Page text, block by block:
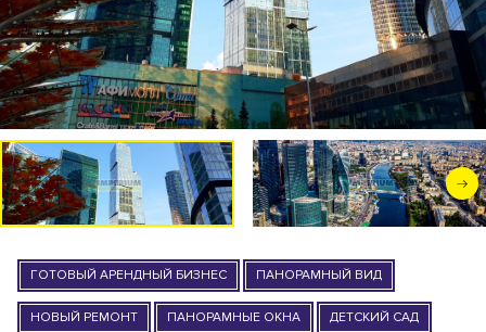
ГОТОВЫЙ АРЕНДНЫЙ БИЗНЕС ПАНОРАМНЫЙ ВИД
НОВЫЙ РЕМОНТ ПАНОРАМНЫЕ ОКНА ДЕТСКИЙ САД